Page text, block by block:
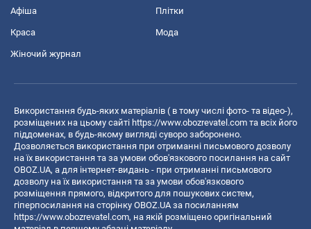
Афіша Плітки
Краса Мода
Жіночий журнал
Використання будь-яких матеріалів ( в тому числі фото- та відео-),
розміщених на цьому сайті https://www.obozrevatel.com та всіх його
піддоменах, в будь-якому вигляді суворо заборонено.
Дозволяється використання при отриманні письмового дозволу
на їх використання та за умови обов'язкового посилання на сайт
OBOZ.UA, а для інтернет-видань - при отриманні письмового
дозволу на їх використання та за умови обов'язкового
розміщення прямого, відкритого для пошукових систем,
гіперпосилання на сторінку OBOZ.UA за посиланням
https://www.obozrevatel.com, на якій розміщено оригінальний